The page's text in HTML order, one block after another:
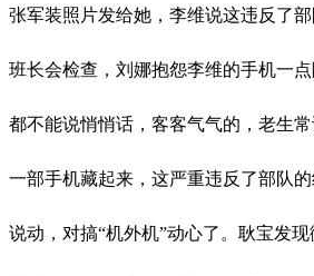
张军装照片发给她，李维说这违反了
班长会检查，刘娜抱怨李维的手机一
都不能说悄悄话，客客气气的，老生
一部手机藏起来，这严重违反了部队
说动，对搞“机外机”动心了。耿宝发